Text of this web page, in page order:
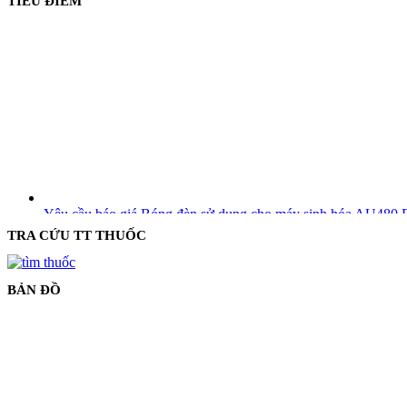
Yêu Cầu Báo Giá sửa chữa tích điện cho Khoa Xét nghiệm,
Yêu cầu báo giá gói thầu mua sắm dụng cụ thông thường
TRA CỨU TT THUỐC
BẢN ĐỒ